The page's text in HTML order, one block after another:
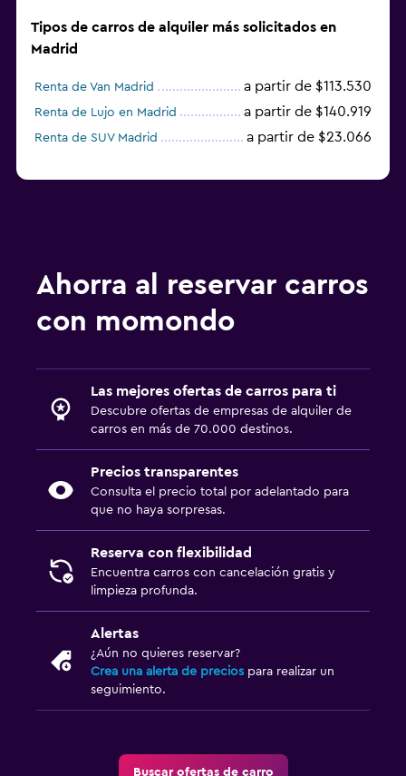
Tipos de carros de alquiler más solicitados en
Madrid
Renta de Van Madrid a partir de $113.530
Renta de Lujo en Madrid a partir de $140.919
Renta de SUV Madrid a partir de $23.066
Ahorra al reservar carros
con momondo
Las mejores ofertas de carros para ti
Descubre ofertas de empresas de alquiler de
carros en más de 70.000 destinos.
Precios transparentes
Consulta el precio total por adelantado para
que no haya sorpresas.
Reserva con flexibilidad
Encuentra carros con cancelación gratis y
limpieza profunda.
Alertas
¿Aún no quieres reservar?
Crea una alerta de precios para realizar un
seguimiento.
Buscar ofertas de carro